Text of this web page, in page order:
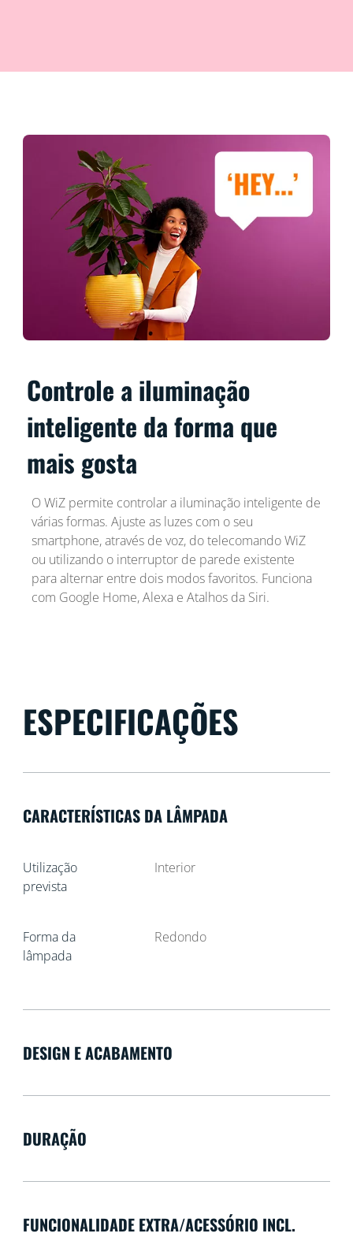
Controle a iluminação
inteligente da forma que
mais gosta
O WiZ permite controlar a iluminação inteligente de
várias formas. Ajuste as luzes com o seu
smartphone, através de voz, do telecomando WiZ
ou utilizando o interruptor de parede existente
para alternar entre dois modos favoritos. Funciona
com Google Home, Alexa e Atalhos da Siri.
ESPECIFICAÇÕES
CARACTERÍSTICAS DA LÂMPADA
Utilização
prevista
Interior
Forma da
lâmpada
Redondo
DESIGN E ACABAMENTO
DURAÇÃO
FUNCIONALIDADE EXTRA/ACESSÓRIO INCL.